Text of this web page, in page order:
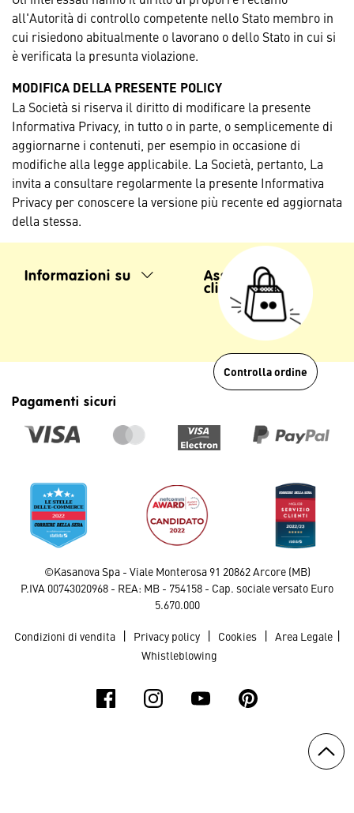
all'Autorità di controllo competente nello Stato membro in
cui risiedono abitualmente o lavorano o dello Stato in cui si
è verificata la presunta violazione.
MODIFICA DELLA PRESENTE POLICY
La Società si riserva il diritto di modificare la presente
Informativa Privacy, in tutto o in parte, o semplicemente di
aggiornarne i contenuti, per esempio in occasione di
modifiche alla legge applicabile. La Società, pertanto, La
invita a consultare regolarmente la presente Informativa
Privacy per conoscere la versione più recente ed aggiornata
della stessa.
Informazioni su
Assistenza
clienti
Controlla ordine
Pagamenti sicuri
©Kasanova Spa - Viale Monterosa 91 20862 Arcore (MB)
P.IVA 00743020968 - REA: MB - 754158 - Cap. sociale versato Euro
5.670.000
Condizioni di vendita | Privacy policy | Cookies | Area Legale |
Whistleblowing